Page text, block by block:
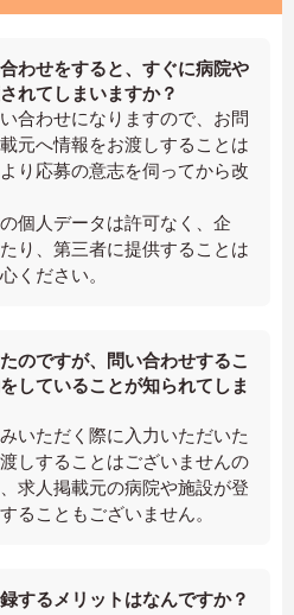
わせをすると、すぐに病院や
れてしまいますか？
合わせになりますので、お問
元へ情報をお渡しすることは
り応募の意志を伺ってから改
個人データは許可なく、企
り、第三者に提供することは
ください。
のですが、問い合わせするこ
していることが知られてしま
いただく際に入力いただいた
しすることはございませんの
求人掲載元の病院や施設が登
ることもございません。
するメリットはなんですか？